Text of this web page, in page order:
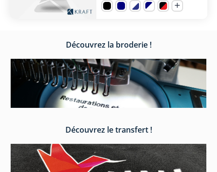

Découvrez la broderie !
Découvrez le transfert !